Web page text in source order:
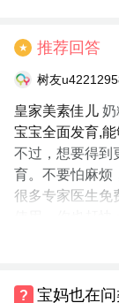
★ 推荐回答
树友
皇家美素佳儿 奶
宝宝全面发育,能
不过，想要得到
育。不要怕麻烦
很多专家医生免
宝妈也在